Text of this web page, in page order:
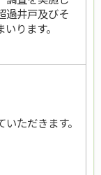
過井戸及びそ
ります。
ただきます。